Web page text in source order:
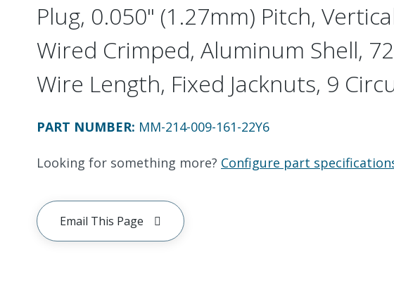
Plug, 0.050" (1.27mm) Pitch,
Wired Crimped, Aluminum Shell,
Wire Length, Fixed Jacknuts, 9
PART NUMBER: MM-214-009-161-22Y6
Looking for something more? Configure part
Email This Page